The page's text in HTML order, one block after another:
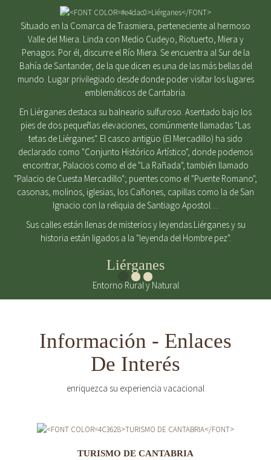
Situado en la Comarca de Trasmiera, perteneciente al hermoso
Valle del Miera. Linda con Medio Cudeyo, Riotuerto, Miera y
Penagos. Por él, discurre el Río Miera. Se encuentra al Sur de la
Bahía de Santander, de la que dicen es una de las más bellas del
mundo. Lugar privilegiado desde donde poder visitar los lugares
emblemáticos de Cantabria.
En Liérganes destaca su balneario sulfuroso. Asentado bajo los
pies de dos pequeñas elevaciones, comúnmente llamadas "Las
tetas de Liérganes". El casco antigüo (El Mercadillo) ha sido
declarado como "Conjunto Histórico Artístico", donde podemos
encontrar, Palacios como el de "La Rañada", también llamado
"Palacio de Cuesta Mercadillo"; puentes como el "Puente Romano",
casonas, molinos, iglesias, los Cañones, capillas como la de San
Ignacio con la reliquia de Santiago Apostol…
Sus calles están llenas de misterios y leyendas.Liérganes y su
historia están ligados a la "leyenda del Hombre pez".
Liérganes
Entorno Rural y Natural
Información - Enlaces
De Interés
enriquezca su experiencia vacacional
TURISMO DE CANTABRIA